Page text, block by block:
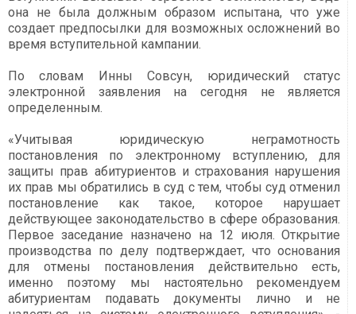
она не была должным образом испытана, что уже
создает предпосылки для возможных осложнений во
время вступительной кампании.
По словам Инны Совсун, юридический статус
электронной заявления на сегодня не является
определенным.
«Учитывая юридическую неграмотность
постановления по электронному вступлению, для
защиты прав абитуриентов и страхования нарушения
их прав мы обратились в суд с тем, чтобы суд отменил
постановление как такое, которое нарушает
действующее законодательство в сфере образования.
Первое заседание назначено на 12 июля. Открытие
производства по делу подтверждает, что основания
для отмены постановления действительно есть,
именно поэтому мы настоятельно рекомендуем
абитуриентам подавать документы лично и не